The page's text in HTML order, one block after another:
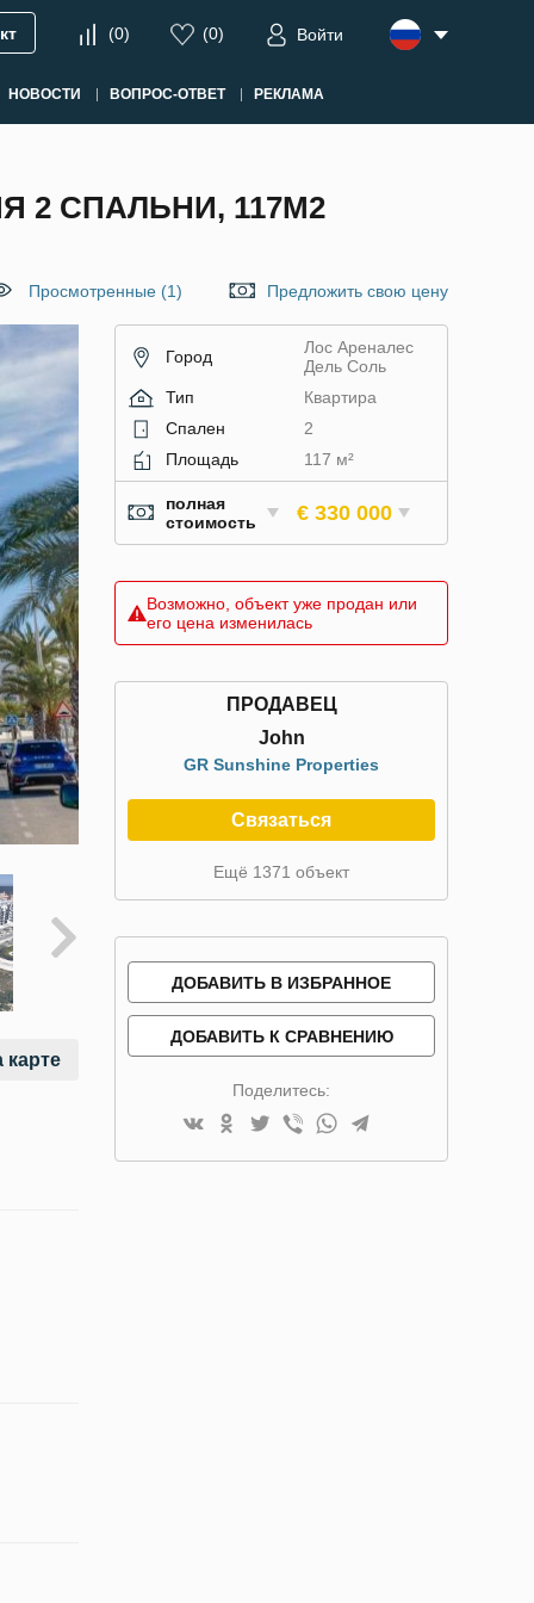
(0) (0) Войти
НОВОСТИ ВОПРОС-ОТВЕТ РЕКЛАМА
2 СПАЛЬНИ, 117М2
Просмотренные (1) Предложить свою цену
карте
Город
Лос Ареналес
Дель Соль
Тип
Квартира
Спален
2
Площадь
117 м²
полная
стоимость
€ 330 000
Возможно, объект уже продан или
его цена изменилась
ПРОДАВЕЦ
John
GR Sunshine Properties
Связаться
Ещё 1371 объект
ДОБАВИТЬ В ИЗБРАННОЕ
ДОБАВИТЬ К СРАВНЕНИЮ
Поделитесь: